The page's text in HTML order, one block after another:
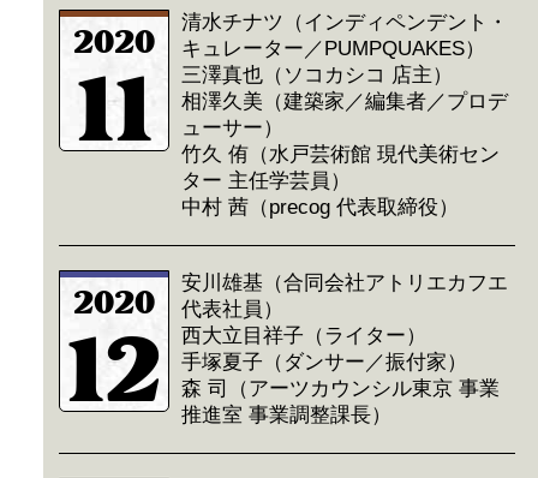
2020
11
清水チナツ（インディペンデント・
キュレーター／PUMPQUAKES）
三澤真也（ソコカシコ 店主）
相澤久美（建築家／編集者／プロデ
ューサー）
竹久 侑（水戸芸術館 現代美術セン
ター 主任学芸員）
中村 茜（precog 代表取締役）
2020
12
安川雄基（合同会社アトリエカフエ
代表社員）
西大立目祥子（ライター）
手塚夏子（ダンサー／振付家）
森 司（アーツカウンシル東京 事業
推進室 事業調整課長）